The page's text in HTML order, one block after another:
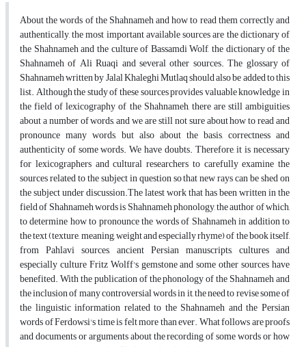
About the words of the Shahnameh and how to read them correctly and
authentically, the most important available sources are the dictionary of
the Shahnameh and the culture of Bassamdi Wolf, the dictionary of the
Shahnameh of Ali Ruaqi and several other sources. The glossary of
Shahnameh written by Jalal Khaleghi Mutlaq should also be added to this
list. Although the study of these sources provides valuable knowledge in
the field of lexicography of the Shahnameh, there are still ambiguities
about a number of words, and we are still not sure about how to read and
pronounce many words, but also about the basis, correctness and
authenticity of some words. We have doubts. Therefore, it is necessary
for lexicographers and cultural researchers to carefully examine the
sources related to the subject in question so that new rays can be shed on
the subject under discussion.The latest work that has been written in the
field of Shahnameh words is Shahnameh phonology, the author of which,
to determine how to pronounce the words of Shahnameh in addition to
the text (texture, meaning, weight and especially rhyme) of the book itself,
from Pahlavi sources, ancient Persian manuscripts, cultures and
especially culture Fritz Wolff's gemstone and some other sources have
benefited. With the publication of the phonology of the Shahnameh and
the inclusion of many controversial words in it, the need to revise some of
the linguistic information related to the Shahnameh and the Persian
words of Ferdowsi's time is felt more than ever. What follows are proofs
and documents or arguments about the recording of some words or how